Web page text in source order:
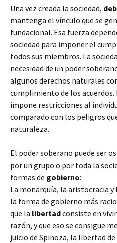
Una vez creada la sociedad,
mantenga el vínculo que se
fundacional. Esa fuerza
sociedad para imponer el
todos sus miembros. La
necesidad de un poder
algunos derechos naturales
cumplimiento de los
impone restricciones al
comparado con los peligros
naturaleza.
El poder soberano puede ser
por un grupo o por toda la
formas de gobierno:
La monarquía, la aristocracia y
la forma de gobierno más
que la libertadconsiste en
razón, y que eso se consigue
juicio de Spinoza, la libertad